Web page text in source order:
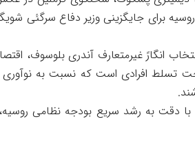
برای جایگزینی وزیر دفاع سرگئی
انگارً غیرمتعارف آندری بلوسوف،
تسلط افرادی است که نسبت به نوآوری
دقت به رشد سریع بودجه نظامی روسیه،